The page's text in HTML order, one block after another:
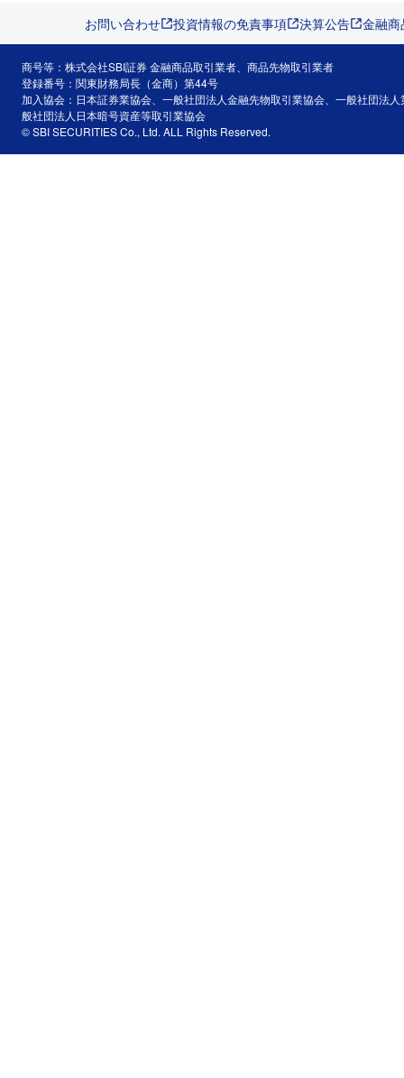
お問い合わせ 投資情報の免責事項 決算公告 金融
商号等：株式会社SBI証券 金融商品取引業者、商品先物取引業者
登録番号：関東財務局長（金商）第44号
加入協会：日本証券業協会、一般社団法人金融先物取引業協会、一般社団法
般社団法人日本暗号資産等取引業協会
© SBI SECURITIES Co., Ltd. ALL Rights Reserved.